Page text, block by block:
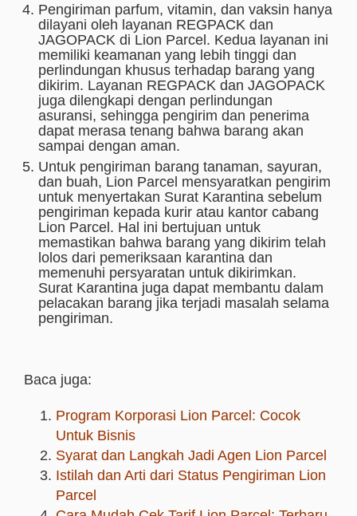
Pengiriman parfum, vitamin, dan vaksin hanya
dilayani oleh layanan REGPACK dan
JAGOPACK di Lion Parcel. Kedua layanan ini
memiliki keamanan yang lebih tinggi dan
perlindungan khusus terhadap barang yang
dikirim. Layanan REGPACK dan JAGOPACK
juga dilengkapi dengan perlindungan
asuransi, sehingga pengirim dan penerima
dapat merasa tenang bahwa barang akan
sampai dengan aman.
Untuk pengiriman barang tanaman, sayuran,
dan buah, Lion Parcel mensyaratkan pengirim
untuk menyertakan Surat Karantina sebelum
pengiriman kepada kurir atau kantor cabang
Lion Parcel. Hal ini bertujuan untuk
memastikan bahwa barang yang dikirim telah
lolos dari pemeriksaan karantina dan
memenuhi persyaratan untuk dikirimkan.
Surat Karantina juga dapat membantu dalam
pelacakan barang jika terjadi masalah selama
pengiriman.
Baca juga:
Program Korporasi Lion Parcel: Cocok
Untuk Bisnis
Syarat dan Langkah Jadi Agen Lion Parcel
Istilah dan Arti dari Status Pengiriman Lion
Parcel